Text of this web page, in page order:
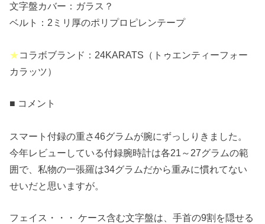
文字盤カバー：ガラス？
ベルト：2ミリ厚のポリプロピレンテープ
★コラボブランド：24KARATS（トゥエンティーフォー
カラッツ）
■ コメント
スマート付録の重さ46グラムが腕にずっしりきました。
今年レビューしている付録腕時計は各21～27グラムの範
囲で、私物の一張羅は34グラムだから重みに慣れてない
せいだと思いますが。
フェイス・・・ ケース含む文字盤は、手首の9割を隠せる